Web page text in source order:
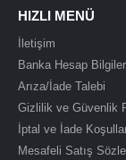
HIZLI MENÜ
İletişim
Banka Hesap
Arıza/İade Talebi
Gizlilik ve Güvenlik
İptal ve İade
Mesafeli Satış